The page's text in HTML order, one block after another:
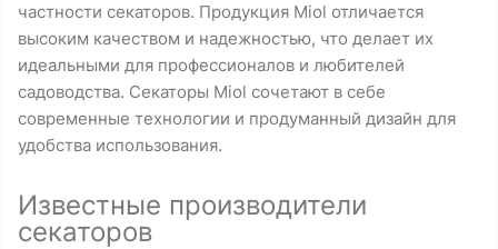
частности секаторов. Продукция Miol отличается
высоким качеством и надежностью, что делает их
идеальными для профессионалов и любителей
садоводства. Секаторы Miol сочетают в себе
современные технологии и продуманный дизайн для
удобства использования.
Известные производители
секаторов